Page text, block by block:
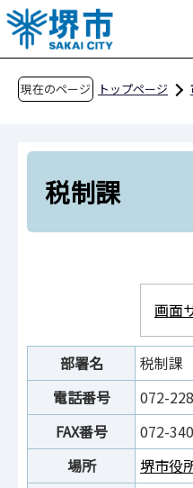
こ
の
ペ
現在のページ トップページ
税務部
税制
税制課
画面
部署名
税制課
電話番号
072-
FAX番号
072-
場所
堺市役